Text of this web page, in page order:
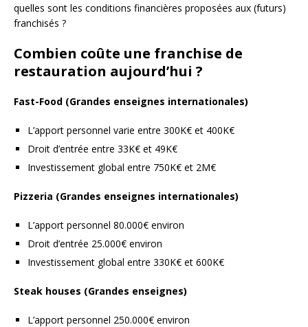
quelles sont les conditions financières proposées aux (futurs)
franchisés ?
Combien coûte une franchise de
restauration aujourd’hui ?
Fast-Food (Grandes enseignes internationales)
L’apport personnel varie entre 300K€ et 400K€
Droit d’entrée entre 33K€ et 49K€
Investissement global entre 750K€ et 2M€
Pizzeria (Grandes enseignes internationales)
L’apport personnel 80.000€ environ
Droit d’entrée 25.000€ environ
Investissement global entre 330K€ et 600K€
Steak houses (Grandes enseignes)
L’apport personnel 250.000€ environ